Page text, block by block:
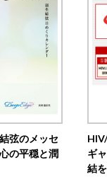
弦のメッセ
の平穏と潤
ギ
結